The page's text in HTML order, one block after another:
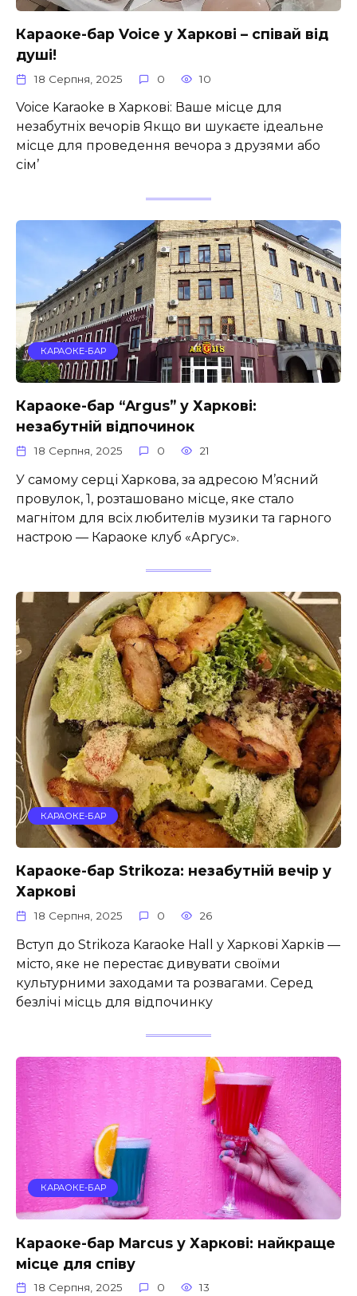
Караоке-бар Voice у Харкові – співай від
душі!
18 Серпня, 2025 0 10
Voice Karaoke в Харкові: Ваше місце для
незабутніх вечорів Якщо ви шукаєте ідеальне
місце для проведення вечора з друзями або
сім’
КАРАОКЕ-БАР
Караоке-бар “Argus” у Харкові:
незабутній відпочинок
18 Серпня, 2025 0 21
У самому серці Харкова, за адресою М’ясний
провулок, 1, розташовано місце, яке стало
магнітом для всіх любителів музики та гарного
настрою — Караоке клуб «Аргус».
КАРАОКЕ-БАР
Караоке-бар Strikoza: незабутній вечір у
Харкові
18 Серпня, 2025 0 26
Вступ до Strikoza Karaoke Hall у Харкові Харків —
місто, яке не перестає дивувати своїми
культурними заходами та розвагами. Серед
безлічі місць для відпочинку
КАРАОКЕ-БАР
Караоке-бар Marcus у Харкові: найкраще
місце для співу
18 Серпня, 2025 0 13